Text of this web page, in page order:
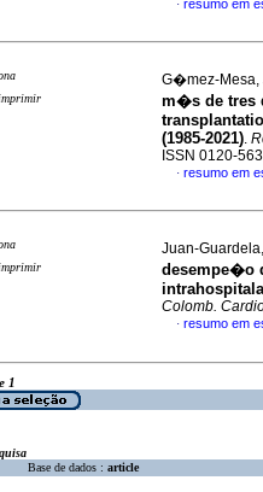
· resumo em
G�mez-Mesa,
m�s de tres
(1985-2021).
ISSN 0120-
· resumo em
Juan-
desempe�o
Colomb.
· resumo em
1
Base de dados : article